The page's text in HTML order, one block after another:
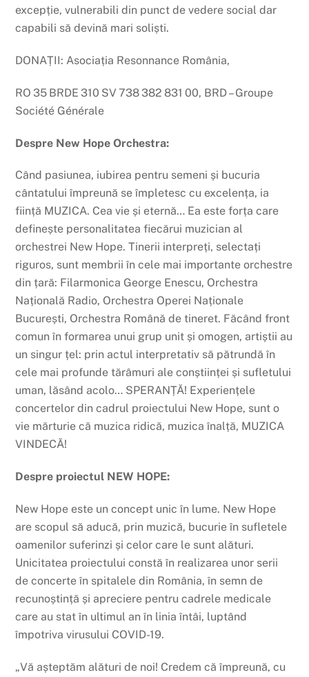
excepție, vulnerabili din punct de vedere social dar
capabili să devină mari soliști.
DONAȚII: Asociația Resonnance România,
RO 35 BRDE 310 SV738 382 831 00, BRD – Groupe
Société Générale
Despre New Hope Orchestra:
Când pasiunea, iubirea pentru semeni și bucuria
cântatului împreună se împletesc cu excelența, ia
ființă MUZICA. Cea vie și eternă… Ea este forța care
definește personalitatea fiecărui muzician al
orchestrei New Hope. Tinerii interpreți, selectați
riguros, sunt membrii în cele mai importante orchestre
din țară: Filarmonica George Enescu, Orchestra
Națională Radio, Orchestra Operei Naționale
București, Orchestra Română de tineret. Făcând front
comun în formarea unui grup unit și omogen, artiștii au
un singur țel: prin actul interpretativ să pătrundă în
cele mai profunde tărâmuri ale conștiinței și sufletului
uman, lăsând acolo… SPERANȚĂ! Experiențele
concertelor din cadrul proiectului New Hope, sunt o
vie mărturie că muzica ridică, muzica înalță, MUZICA
VINDECĂ!
Despre proiectul NEW HOPE:
New Hope este un concept unic în lume. New Hope
are scopul să aducă, prin muzică, bucurie în sufletele
oamenilor suferinzi și celor care le sunt alături.
Unicitatea proiectului constă în realizarea unor serii
de concerte în spitalele din România, în semn de
recunoștință și apreciere pentru cadrele medicale
care au stat în ultimul an în linia întâi, luptând
împotriva virusului COVID-19.
„Vă așteptăm alături de noi! Credem că împreună, cu